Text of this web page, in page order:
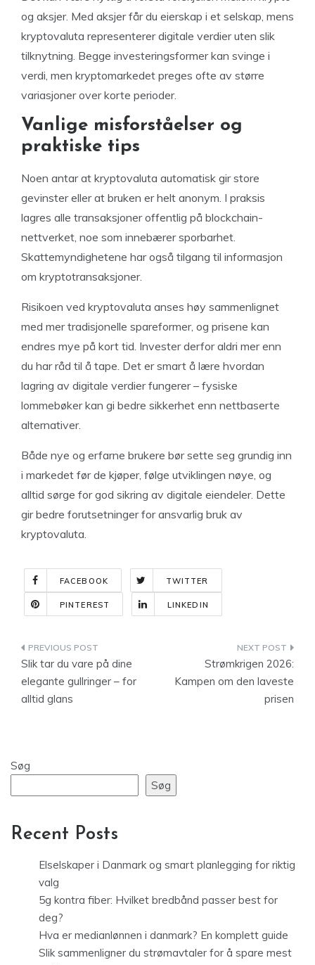
og aksjer. Med aksjer får du eierskap i et selskap, mens
kryptovaluta representerer digitale verdier uten slik
tilknytning. Begge investeringsformer kan svinge i
verdi, men kryptomarkedet preges ofte av større
variasjoner over korte perioder.
Vanlige misforståelser og
praktiske tips
Noen antar at kryptovaluta automatisk gir store
gevinster eller at bruken er helt anonym. I praksis
lagres alle transaksjoner offentlig på blockchain-
nettverket, noe som innebærer sporbarhet.
Skattemyndighetene har også tilgang til informasjon
om kryptotransaksjoner.
Risikoen ved kryptovaluta anses høy sammenlignet
med mer tradisjonelle spareformer, og prisene kan
endres mye på kort tid. Invester derfor aldri mer enn
du har råd til å tape. Det er smart å lære hvordan
lagring av digitale verdier fungerer – fysiske
lommebøker kan gi bedre sikkerhet enn nettbaserte
alternativer.
Både nye og erfarne brukere bør sette seg grundig inn
i markedet før de kjøper, følge utviklingen nøye, og
alltid sørge for god sikring av digitale eiendeler. Dette
gir bedre forutsetninger for ansvarlig bruk av
kryptovaluta.
FACEBOOK TWITTER
PINTEREST LINKEDIN
Indlægsnavigation
Slik tar du vare på dine
elegante gullringer – for
alltid glans
Strømkrigen 2026:
Kampen om den laveste
prisen
Søg
Søg
Recent Posts
Elselskaper i Danmark og smart planlegging for riktig
valg
5g kontra fiber: Hvilket bredbånd passer best for
deg?
Hva er medianlønnen i danmark? En komplett guide
Slik sammenligner du strømavtaler for å spare mest